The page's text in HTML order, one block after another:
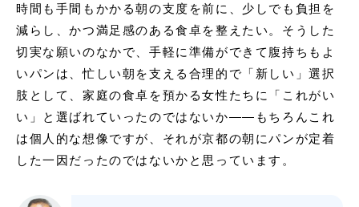
時間も手間もかかる朝の支度を前に、少しでも負担を
減らし、かつ満足感のある食卓を整えたい。そうした
切実な願いのなかで、手軽に準備ができて腹持ちもよ
いパンは、忙しい朝を支える合理的で「新しい」選択
肢として、家庭の食卓を預かる女性たちに「これがい
い」と選ばれていったのではないか——もちろんこれ
は個人的な想像ですが、それが京都の朝にパンが定着
した一因だったのではないかと思っています。